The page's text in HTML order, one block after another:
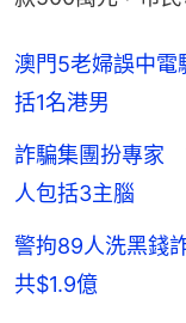
澳門5老婦誤中
括1名港男
詐騙集團扮專家
人包括3主腦
警拘89人洗黑錢
共$1.9億